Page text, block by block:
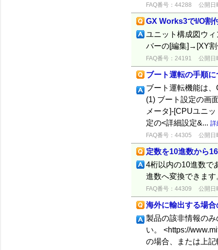
FAQ番号：44288 公開日
GX Works3でI/O割
ユニット構成図ウ
バーの[編集]→[XY
FAQ番号：24191 公開日
ブート運転の手順に
ブート運転機能は
(1) ブート設定の画
メータ]-[CPUユニ
定の<詳細設定&... 詳
FAQ番号：44305 公開日
定数を10進数から
4桁以内の10進数で
進数へ変換できま
FAQ番号：44309 公開日
海外に輸出する場
製品の該非情報の
い。 <https://
の場合、または上